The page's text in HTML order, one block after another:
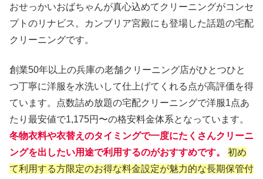
おせっかいおばちゃんが真心込めてクリーニングがコンセ
プトのリナビス。カンブリア宮殿にも登場した話題の宅配
クリーニングです。
創業50年以上の兵庫の老舗クリーニング店がひとつひと
つ丁寧に洋服を水洗いして仕上げてくれる点が高評価を得
ています。点数詰め放題の宅配クリーニングで洋服1点あ
たり最安値で1,175円〜の格安料金体系となっています。
冬物衣料や衣替えのタイミングで一度にたくさんクリーニ
ングを出したい用途で利用するのがおすすめです。
初め
て利用する方限定のお得な料金設定が魅力的な長期保管付